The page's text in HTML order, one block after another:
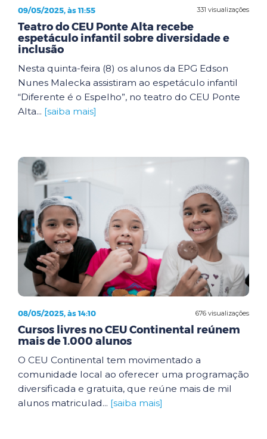
331 visualizações
09/05/2025, às 11:55
Teatro do CEU Ponte Alta recebe
espetáculo infantil sobre diversidade e
inclusão
Nesta quinta-feira (8) os alunos da EPG Edson
Nunes Malecka assistiram ao espetáculo infantil
“Diferente é o Espelho”, no teatro do CEU Ponte
Alta... [saiba mais]
676 visualizações
08/05/2025, às 14:10
Cursos livres no CEU Continental reúnem
mais de 1.000 alunos
O CEU Continental tem movimentado a
comunidade local ao oferecer uma programação
diversificada e gratuita, que reúne mais de mil
alunos matriculad... [saiba mais]